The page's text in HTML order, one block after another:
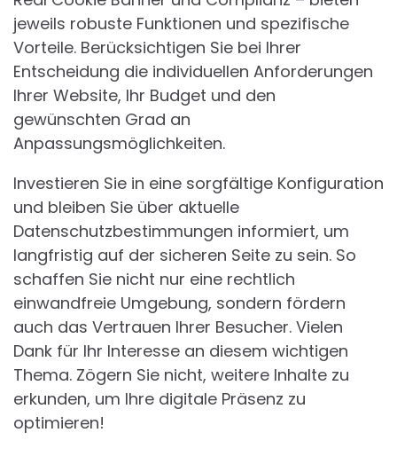
jeweils robuste Funktionen und spezifische
Vorteile. Berücksichtigen Sie bei Ihrer
Entscheidung die individuellen Anforderungen
Ihrer Website, Ihr Budget und den
gewünschten Grad an
Anpassungsmöglichkeiten.
Investieren Sie in eine sorgfältige Konfiguration
und bleiben Sie über aktuelle
Datenschutzbestimmungen informiert, um
langfristig auf der sicheren Seite zu sein. So
schaffen Sie nicht nur eine rechtlich
einwandfreie Umgebung, sondern fördern
auch das Vertrauen Ihrer Besucher. Vielen
Dank für Ihr Interesse an diesem wichtigen
Thema. Zögern Sie nicht, weitere Inhalte zu
erkunden, um Ihre digitale Präsenz zu
optimieren!